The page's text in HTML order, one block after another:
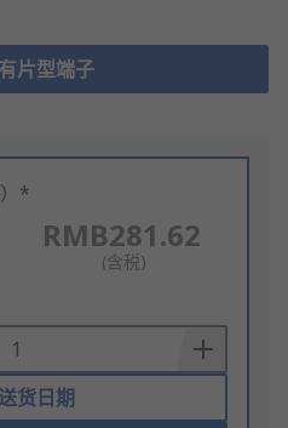
片型端子
*
RMB281.62
(含税)
货日期